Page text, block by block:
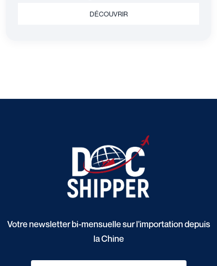
DÉCOUVRIR
Votre newsletter bi-mensuelle sur l'importation depuis
la Chine